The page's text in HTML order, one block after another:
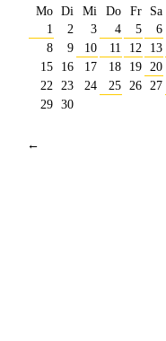
Mo Di Mi Do Fr Sa
1
2 3 4 5 6
8
9 10 11 12 13
15
16 17 18 19 20
22 23 24 25 26 27
29 30
←